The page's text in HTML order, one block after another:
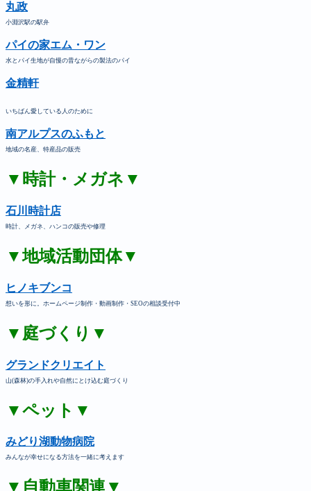
丸政
小淵沢駅の駅弁
パイの家エム・ワン
水とパイ生地が自慢の昔ながらの製法のパイ
金精軒
いちばん愛している人のために
南アルプスのふもと
地域の名産、特産品の販売
▼時計・メガネ▼
石川時計店
時計、メガネ、ハンコの販売や修理
▼地域活動団体▼
ヒノキブンコ
想いを形に。ホームページ制作・動画制作・SEOの相談受付中
▼庭づくり▼
グランドクリエイト
山(森林)の手入れや自然にとけ込む庭づくり
▼ペット▼
みどり湖動物病院
みんなが幸せになる方法を一緒に考えます
▼自動車関連▼